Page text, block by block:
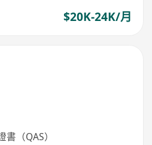
$20K-24K/月
（QAS）